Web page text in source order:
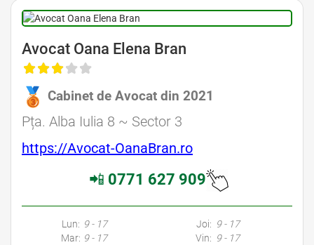
Avocat Oana Elena Bran
Cabinet de Avocat din 2021
Pța. Alba Iulia 8 ~ Sector 3
https://Avocat-OanaBran.ro
📲 0771 627 909
Lun: 9 - 17
Mar: 9 - 17
Joi: 9 - 17
Vin: 9 - 17